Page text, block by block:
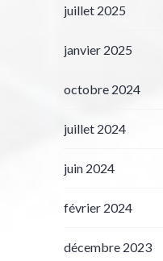
juillet 2025
janvier 2025
octobre 2024
juillet 2024
juin 2024
février 2024
décembre 2023